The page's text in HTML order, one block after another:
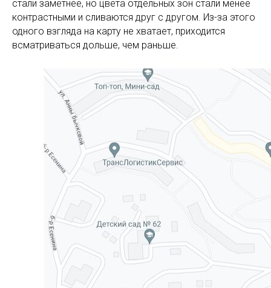
стали заметнее, но цвета отдельных зон стали менее
контрастными и сливаются друг с другом. Из-за этого
одного взгляда на карту не хватает, приходится
всматриваться дольше, чем раньше.